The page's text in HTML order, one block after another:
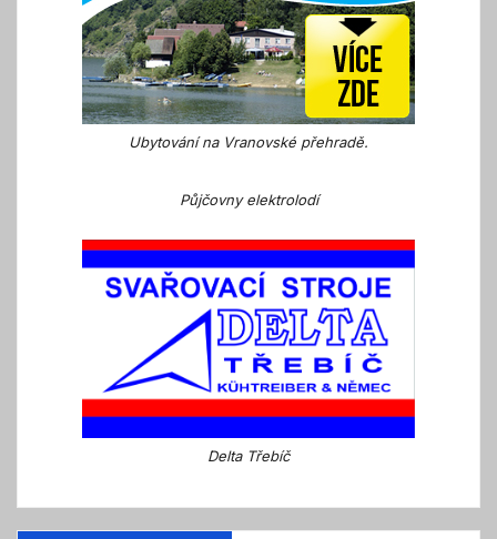
Ubytování na Vranovské přehradě.
Půjčovny elektrolodí
Delta Třebíč